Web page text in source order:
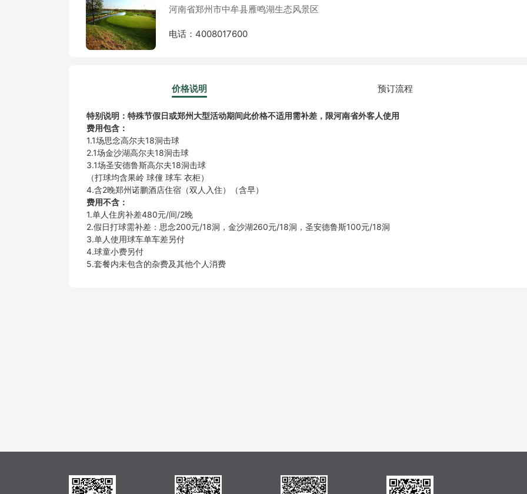
河南省郑州市中牟县雁鸣湖生态风景区
电话：4008017600
价格说明 预订流程
特别说明：特殊节假日或郑州大型活动期间此价格不适用需补差， 限河南省外客人使用
费用包含：
1.1场思念高尔夫18洞击球
2.1场金沙湖高尔夫18洞击球
3.1场圣安德鲁斯高尔夫18洞击球
（打球均含果岭 球僮 球车 衣柜）
4.含2晚郑州诺鹏酒店住宿（双人入住）（含早）
费用不含：
1.单人住房补差480元/间/2晚
2.假日打球需补差：思念200元/18洞，金沙湖260元/18洞，圣安德鲁斯100元/18洞
3.单人使用球车单车差另付
4.球童小费另付
5.套餐内未包含的杂费及其他个人消费